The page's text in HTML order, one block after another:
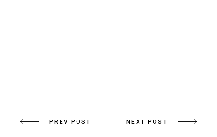
PREV POST NEXT POST